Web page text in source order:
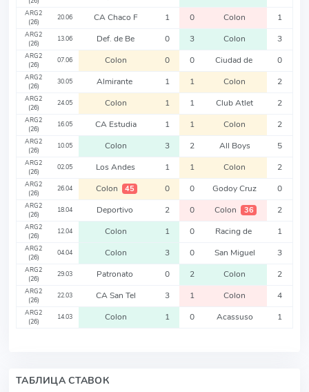
ARG2
(26)
20.06 CA Chaco F 1 0 Colon 1
ARG2
(26)
13.06 Def. de Be 0 3 Colon 3
ARG2
(26)
07.06 Colon 0 0 Ciudad de 0
ARG2
(26)
30.05 Almirante 1 1 Colon 2
ARG2
(26)
24.05 Colon 1 1 Club Atlet 2
ARG2
(26)
16.05 CA Estudia 1 1 Colon 2
ARG2
(26)
10.05 Colon 3 2 All Boys 5
ARG2
(26)
02.05 Los Andes 1 1 Colon 2
ARG2
(26)
26.04 Colon 45 0 0 Godoy Cruz 0
ARG2
(26)
18.04 Deportivo 2 0 Colon 36 2
ARG2
(26)
12.04 Colon 1 0 Racing de 1
ARG2
(26)
04.04 Colon 3 0 San Miguel 3
ARG2
(26)
29.03 Patronato 0 2 Colon 2
ARG2
(26)
22.03 CA San Tel 3 1 Colon 4
ARG2
(26)
14.03 Colon 1 0 Acassuso 1
ТАБЛИЦА СТАВОК